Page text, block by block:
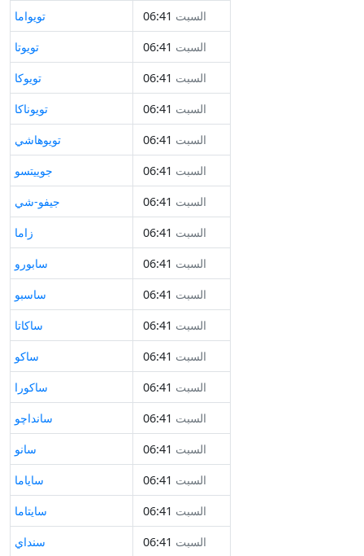
تويواما
السبت 06:41
تويوتا
السبت 06:41
تويوكا
السبت 06:41
تويوناكا
السبت 06:41
تويوهاشي
السبت 06:41
جوييتسو
السبت 06:41
جيفو-شي
السبت 06:41
زاما
السبت 06:41
سابورو
السبت 06:41
ساسبو
السبت 06:41
ساكاتا
السبت 06:41
ساكو
السبت 06:41
ساكورا
السبت 06:41
سانداچو
السبت 06:41
سانو
السبت 06:41
ساياما
السبت 06:41
سايتاما
السبت 06:41
سنداي
السبت 06:41